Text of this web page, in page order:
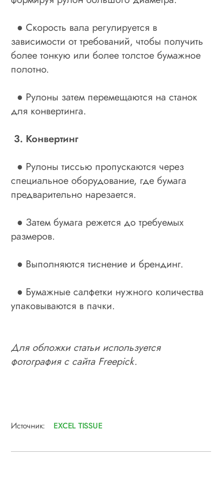
● Скорость вала регулируется в
зависимости от требований, чтобы получить
более тонкую или более толстое бумажное
полотно.
● Рулоны затем перемещаются на станок
для конвертинга.
3. Конвертинг
● Рулоны тиссью пропускаются через
специальное оборудование, где бумага
предварительно нарезается.
● Затем бумага режется до требуемых
размеров.
● Выполняются тиснение и брендинг.
● Бумажные салфетки нужного количества
упаковываются в пачки.
Для обложки статьи используется
фотография с сайта Freepick.
Источник: EXCEL TISSUE